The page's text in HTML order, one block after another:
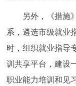
ENGLISH
DEUTSCH
ESPAÑOL
另外，《措施》
系，遴选市级就业
时，组织就业指导
训共享平台，建设
职业能力培训和见